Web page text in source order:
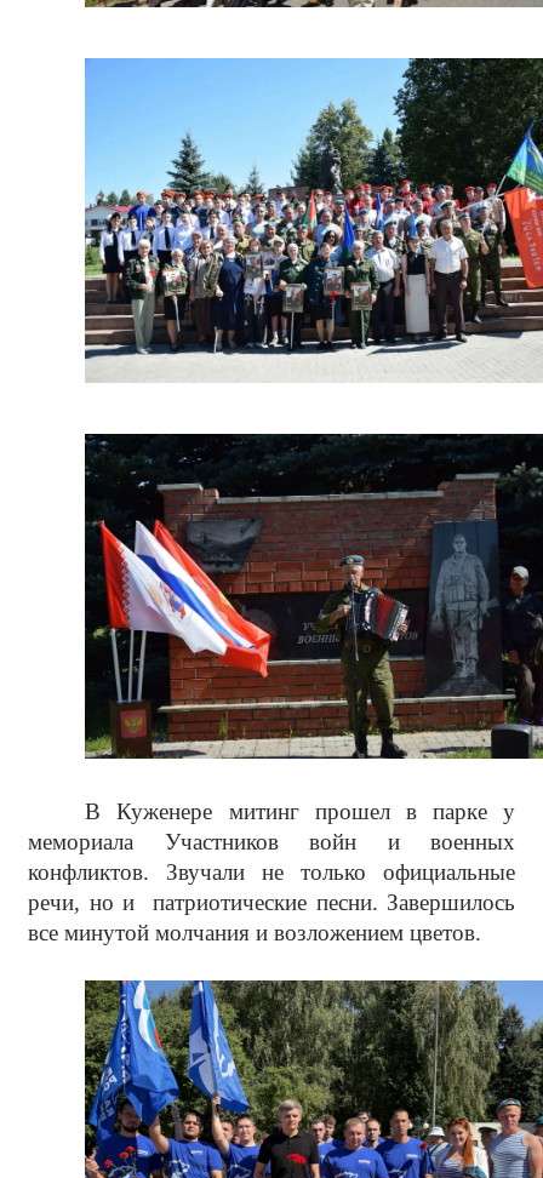
В Куженере митинг прошел в парке у
мемориала Участников войн и военных
конфликтов. Звучали не только официальные
речи, но и
патриотические песни. Завершилось
все минутой молчания и возложением цветов.